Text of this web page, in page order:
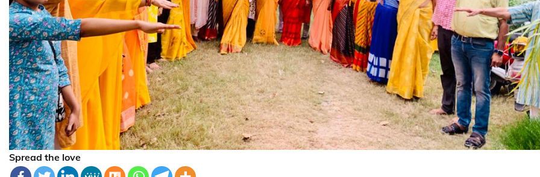
Spread the love